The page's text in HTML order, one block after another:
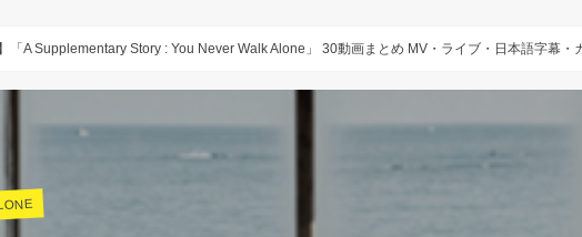
】「A Supplementary Story : You Never Walk Alone」 30動画まとめ MV・ライブ・日本語字幕・